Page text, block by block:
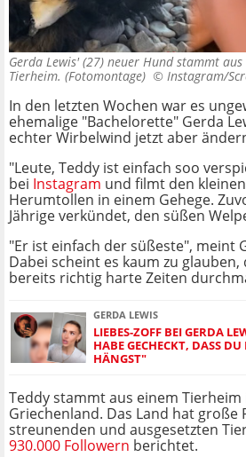
Gerda Lewis' (27) neuer Hund stammt
Tierheim. (Fotomontage) © Instagram/
In den letzten Wochen war es
ehemalige "Bachelorette" Gerda
echter Wirbelwind jetzt aber
"Leute, Teddy ist einfach soo
bei Instagram und filmt den kleinen
Herumtollen in einem Gehege.
Jährige verkündet, den süßen
"Er ist einfach der süßeste", meint
Dabei scheint es kaum zu glauben,
bereits richtig harte Zeiten
GERDA LEWIS
LIEBES-ZOFF BEI GERDA
HABE GECHECKT, DASS
HÄNGST"
Teddy stammt aus einem Tierheim
Griechenland. Das Land hat große
streunenden und ausgesetzten
930.000 Followern berichtet.